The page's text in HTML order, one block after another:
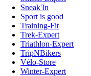
Sneak'In
Sport is good
Training-Fit
Trek-Expert
Triathlon-Expert
TripNBikers
Vélo-Store
Winter-Expert